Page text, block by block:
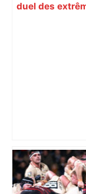
duel des
Top 14:
nouvelle fois
RMC Sport